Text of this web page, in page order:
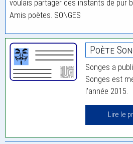
voulais partager ces instants de pur
Amis poètes. SONGES
Poète
Songes a
Songes est
l'année 2015.
Lire le